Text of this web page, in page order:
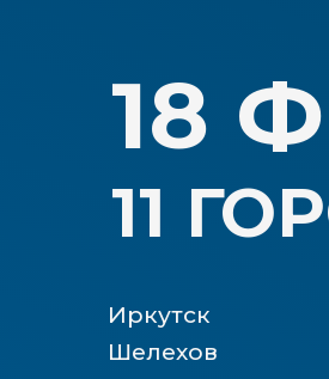
11
Шелехов
Тайшет
Нижнеудинск